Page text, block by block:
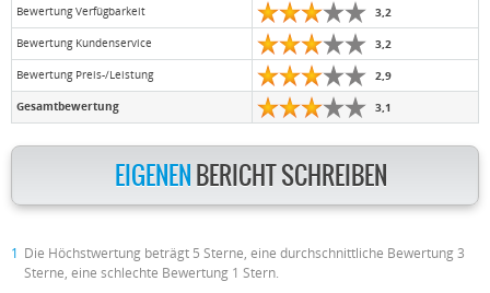
Bewertung Verfügbarkeit 3,2
Bewertung Kundenservice 3,2
Bewertung Preis-/Leistung 2,9
Gesamtbewertung 3,1
EIGENEN BERICHT SCHREIBEN
1 Die Höchstwertung beträgt 5 Sterne, eine durchschnittliche Bewertung 3
Sterne, eine schlechte Bewertung 1 Stern.